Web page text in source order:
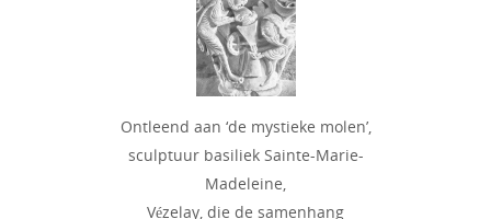
Ontleend aan ‘de mystieke molen’,
sculptuur basiliek Sainte-Marie-
Madeleine,
Vézelay, die de samenhang